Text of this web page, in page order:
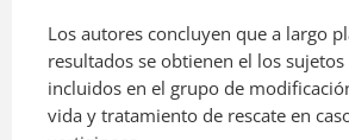
Los autores concluyen que a largo
resultados se obtienen el los
incluidos en el grupo de
vida y tratamiento de rescate en